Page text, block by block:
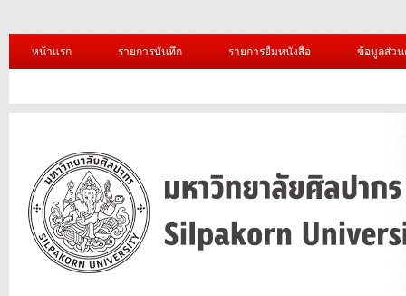
หน้าแรก รายการบันทึก รายการยืมหนังสือ ข้อมูลส่ว